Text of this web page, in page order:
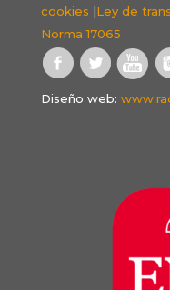
cookies |Ley de
Norma 17065
Diseño web: